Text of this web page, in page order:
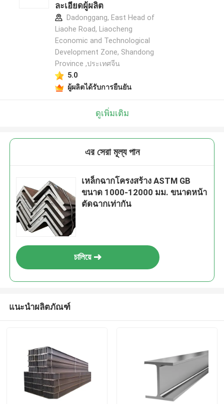
ละเอียดผู้ผลิต
Dadonggang, East Head of
Liaohe Road, Liaocheng
Economic and Technological
Development Zone, Shandong
Province ,ประเทศจีน
5.0
ผู้ผลิตได้รับการยืนยัน
ดูเพิ่มเติม
এর সেরা মূল্য পান
เหล็กฉากโครงสร้าง ASTM GB
ขนาด 1000-12000 มม. ขนาดหน้า
ตัดฉากเท่ากัน
চালিয়ে
แนะนำผลิตภัณฑ์